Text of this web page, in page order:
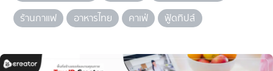
ร้านกาแฟ
อาหารไทย คาเฟ่ ฟู้ดทิปส์